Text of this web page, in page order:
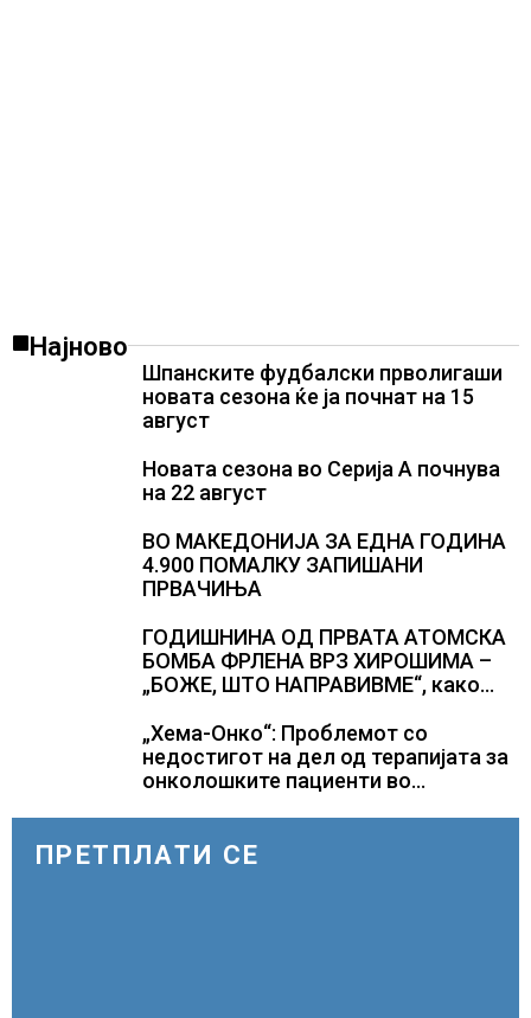
Најново
Шпанските фудбалски прволигаши
новата сезона ќе ја почнат на 15
август
Новата сезона во Серија А почнува
на 22 август
ВО МАКЕДОНИЈА ЗА ЕДНА ГОДИНА
4.900 ПОМАЛКУ ЗАПИШАНИ
ПРВАЧИЊА
ГОДИШНИНА ОД ПРВАТА АТОМСКА
БОМБА ФРЛЕНА ВРЗ ХИРОШИМА –
„БОЖЕ, ШТО НАПРАВИВМЕ“, како
Геј“ и учесниците во
бомбардирањето го доживуваа овој
настан што го промени текот на
„Хема-Онко“: Проблемот со
недостигот на дел од терапијата за
онколошките пациенти во
ПРЕТПЛАТИ СЕ